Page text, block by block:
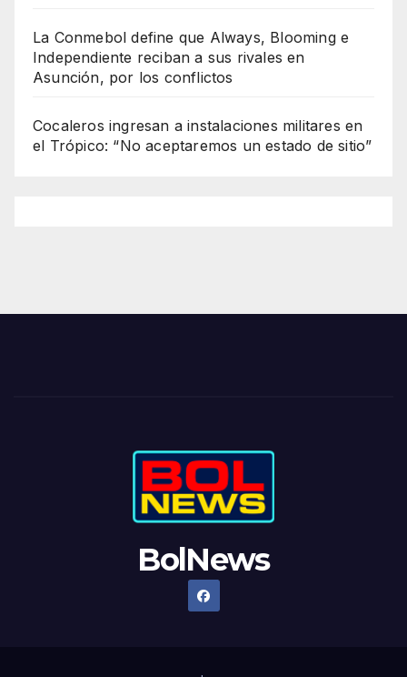
La Conmebol define que Always, Blooming e
Independiente reciban a sus rivales en
Asunción, por los conflictos
Cocaleros ingresan a instalaciones militares en
el Trópico: “No aceptaremos un estado de sitio”
BolNews